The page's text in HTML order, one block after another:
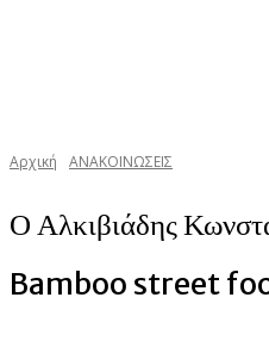
Αρχική ΑΝΑΚΟΙΝΩΣΕΙΣ
Ο Αλκιβιάδης
Bamboo street